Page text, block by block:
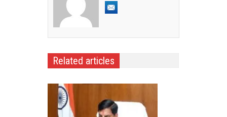
Related articles